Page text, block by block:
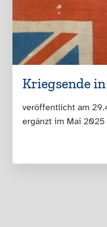
Kriegsende
veröffentlicht am
ergänzt im Mai 2025